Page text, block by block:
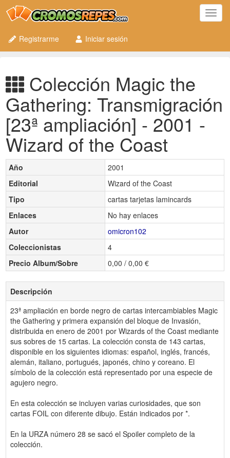
Registrarme
Iniciar sesión
Colección Magic the
Gathering: Transmigración
[23ª ampliación] - 2001 -
Wizard of the Coast
Año
2001
Editorial
Wizard of the Coast
Tipo
cartas tarjetas lamincards
Enlaces
No hay enlaces
Autor
omicron102
Coleccionistas
4
Precio Album/Sobre
0,00 / 0,00 €
Descripción
23ª ampliación en borde negro de cartas intercambiables Magic
the Gathering y primera expansión del bloque de Invasión,
distribuida en enero de 2001 por Wizards of the Coast mediante
sus sobres de 15 cartas. La colección consta de 143 cartas,
disponible en los siguientes idiomas: español, inglés, francés,
alemán, italiano, portugués, japonés, chino y coreano. El
símbolo de la colección está representado por una especie de
agujero negro.
En esta colección se incluyen varias curiosidades, que son
cartas FOIL con diferente dibujo. Están indicados por *.
En la URZA número 28 se sacó el Spoiler completo de la
colección.